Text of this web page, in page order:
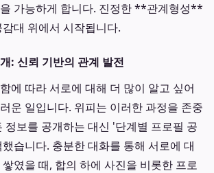
가능하게 합니다. 진정한 **관계형성**
대 위에서 시작됩니다.
: 신뢰 기반의 관계 발전
에 따라 서로에 대해 더 많이 알고 싶어
운 일입니다. 위피는 이러한 과정을 존중
정보를 공개하는 대신 '단계별 프로필 공
습니다. 충분한 대화를 통해 서로에 대
였을 때, 합의 하에 사진을 비롯한 프로